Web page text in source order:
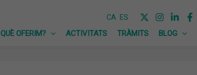
CA ES
QUÈ OFERIM? ACTIVITATS TRÀMITS BLOG